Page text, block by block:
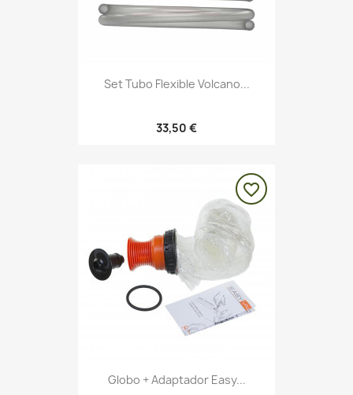
Set Tubo Flexible Volcano...
33,50 €
Globo + Adaptador Easy...
favorite_border